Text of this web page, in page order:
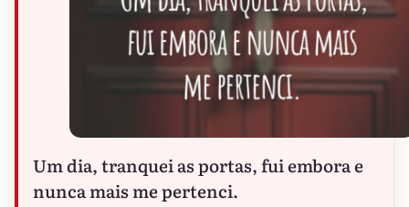
Um dia, tranquei as portas, fui embora e
nunca mais me pertenci.